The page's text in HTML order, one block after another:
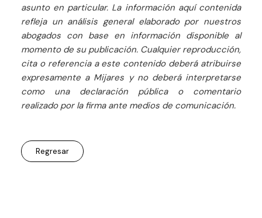
asunto en particular. La información aquí contenida
refleja un análisis general elaborado por nuestros
abogados con base en información disponible al
momento de su publicación. Cualquier reproducción,
cita o referencia a este contenido deberá atribuirse
expresamente a Mijares y no deberá interpretarse
como una declaración pública o comentario
realizado por la firma ante medios de comunicación.
Regresar